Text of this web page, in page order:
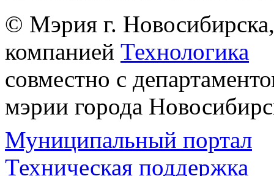
© Мэрия г.
компанией Технологика
совместно с
мэрии города
Муниципальный портал
Техническая поддержка